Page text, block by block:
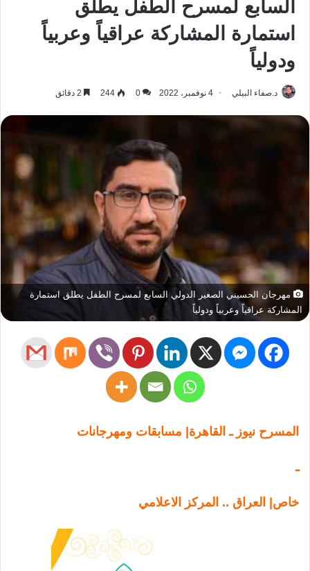
السابع لمسرح الطفل يطلق
استمارة المشاركة عراقياً وعربياً
ودولياً
د.صفاء البيلي 4 نوفمبر، 2022 0
244
مهرجان الحسيني الصغير الدولي السابع لمسرح الطفل يطلق استمارة
المشاركة عراقياً وعربياً ودولياً
المسرح نيوز ـ القاهرة| مسابقات ومهرجانات
ـ
خاص| العراق .. المركز الاعلامي